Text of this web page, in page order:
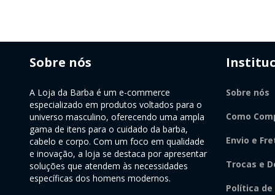
Sobre nós
A Loja da Barba é um e-commerce
especializado em produtos voltados para o
universo masculino, oferecendo uma ampla
gama de itens para o cuidado da barba,
cabelo e corpo. Com um foco em qualidade
e inovação, a loja se destaca por apresentar
soluções que atendem às necessidades
específicas dos homens modernos.
Sobre nós
Como
Envio e
Trocas e
Política de